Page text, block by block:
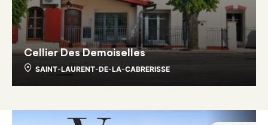
Cellier Des Demoiselles
SAINT-LAURENT-DE-LA-CABRERISSE